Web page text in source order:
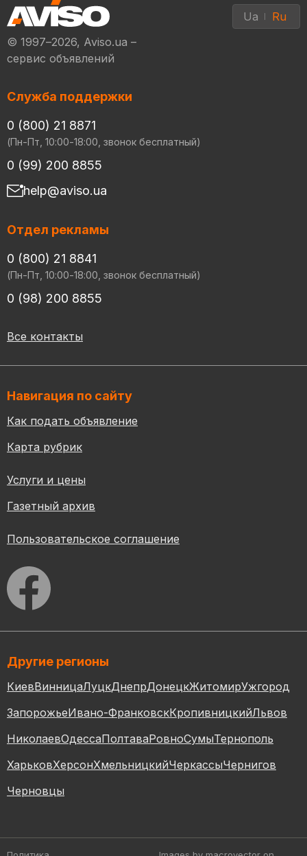
© 1997–2026, Aviso.ua –
сервис объявлений
Ua Ru
Служба поддержки
0 (800) 21 8871
(Пн-Пт, 10:00-18:00, звонок бесплатный)
0 (99) 200 8855
help@aviso.ua
Отдел рекламы
0 (800) 21 8841
(Пн-Пт, 10:00-18:00, звонок бесплатный)
0 (98) 200 8855
Все контакты
Навигация по сайту
Как подать объявление
Карта рубрик
Услуги и цены
Газетный архив
Пользовательское соглашение
Другие регионы
КиевВинницаЛуцкДнепрДонецкЖитомирУжгород
ЗапорожьеИвано-ФранковскКропивницкийЛьвов
НиколаевОдессаПолтаваРовноСумыТернополь
ХарьковХерсонХмельницкийЧеркассыЧернигов
Черновцы